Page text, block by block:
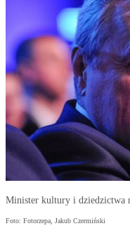
Minister kultury i dziedzictwa
Foto: Fotorzepa, Jakub Czermiński